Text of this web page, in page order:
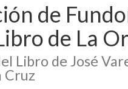
de
de La
Libro de José
Cruz